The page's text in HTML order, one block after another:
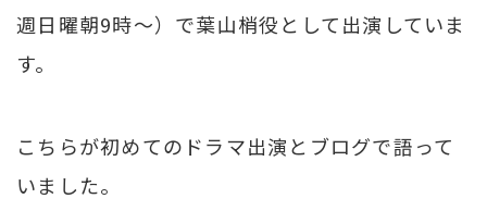
週日曜朝9時～）で葉山梢役として出演していま
す。
こちらが初めてのドラマ出演とブログで語って
いました。